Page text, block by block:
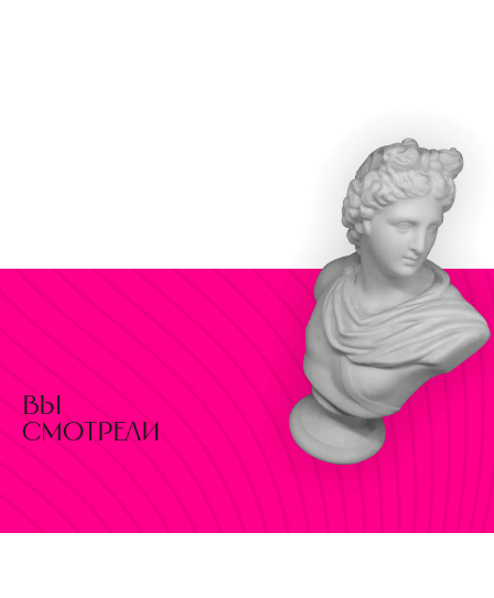
вы
смотрели